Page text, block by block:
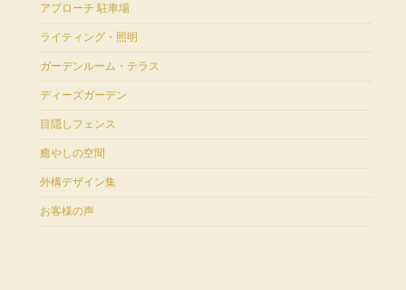
アプローチ 駐車場
ライティング・照明
ガーデンルーム・テラス
ディーズガーデン
目隠しフェンス
癒やしの空間
外構デザイン集
お客様の声